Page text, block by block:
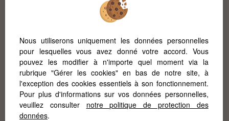
Carignan De Bordeaux (33360)
Le Cap Ferret (33950)
Pont L'abbe D'arnoult (17250)
Meze (34140)
L'immobilier à Poitiers
L'immobilier à la Rochelle
Nous utiliserons uniquement les données personnelles
pour lesquelles vous avez donné votre accord. Vous
pouvez les modifier à n'importe quel moment via la
rubrique "Gérer les cookies" en bas de notre site, à
l'exception des cookies essentiels à son fonctionnement.
Pour plus d'informations sur vos données personnelles,
veuillez consulter notre politique de protection des
données.